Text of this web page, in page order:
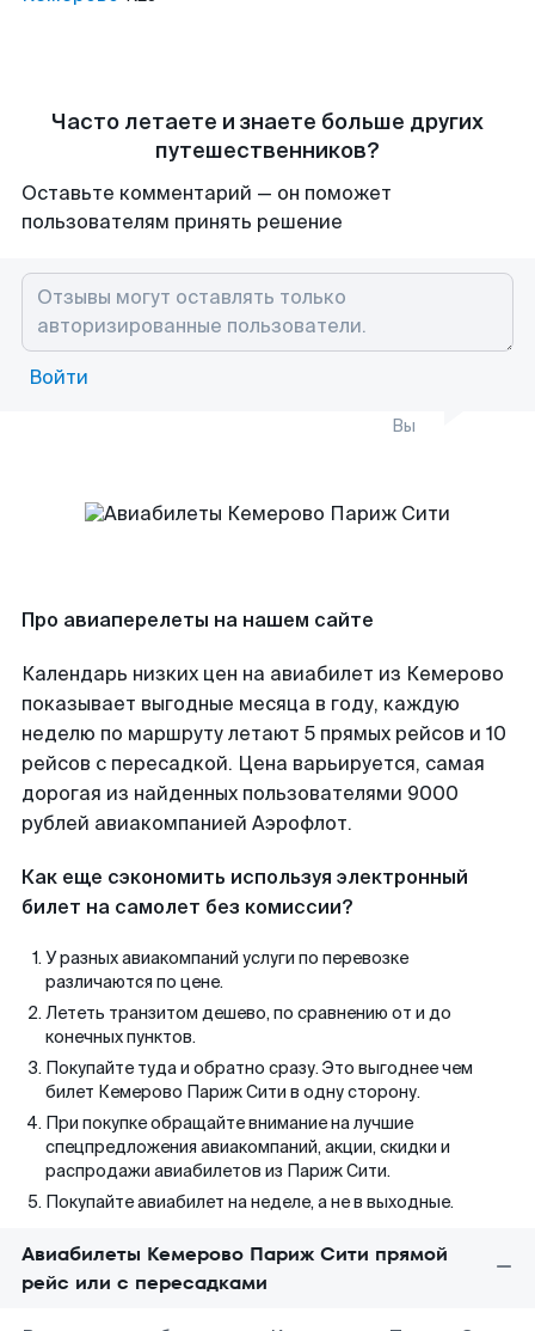
Часто летаете и знаете больше других
путешественников?
Оставьте комментарий — он поможет
пользователям принять решение
Войти
Вы
Про авиаперелеты на нашем сайте
Календарь низких цен на авиабилет из Кемерово
показывает выгодные месяца в году, каждую
неделю по маршруту летают 5 прямых рейсов и 10
рейсов с пересадкой. Цена варьируется, самая
дорогая из найденных пользователями 9000
рублей авиакомпанией Аэрофлот.
Как еще сэкономить используя электронный
билет на самолет без комиссии?
У разных авиакомпаний услуги по перевозке
различаются по цене.
Лететь транзитом дешево, по сравнению от и до
конечных пунктов.
Покупайте туда и обратно сразу. Это выгоднее чем
билет Кемерово Париж Сити в одну сторону.
При покупке обращайте внимание на лучшие
спецпредложения авиакомпаний, акции, скидки и
распродажи авиабилетов из Париж Сити.
Покупайте авиабилет на неделе, а не в выходные.
Авиабилеты Кемерово Париж Сити прямой
рейс или с пересадками